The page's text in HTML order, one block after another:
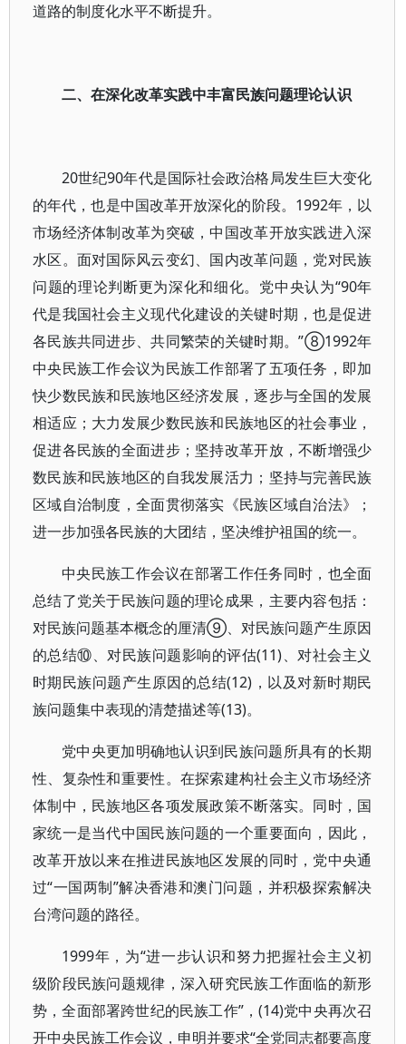
道路的制度化水平不断提升。
二、在深化改革实践中丰富民族问题理论认识
20世纪90年代是国际社会政治格局发生巨大变化
的年代，也是中国改革开放深化的阶段。1992年，以
市场经济体制改革为突破，中国改革开放实践进入深
水区。面对国际风云变幻、国内改革问题，党对民族
问题的理论判断更为深化和细化。党中央认为“90年
代是我国社会主义现代化建设的关键时期，也是促进
各民族共同进步、共同繁荣的关键时期。”⑧1992年
中央民族工作会议为民族工作部署了五项任务，即加
快少数民族和民族地区经济发展，逐步与全国的发展
相适应；大力发展少数民族和民族地区的社会事业，
促进各民族的全面进步；坚持改革开放，不断增强少
数民族和民族地区的自我发展活力；坚持与完善民族
区域自治制度，全面贯彻落实《民族区域自治法》；
进一步加强各民族的大团结，坚决维护祖国的统一。
中央民族工作会议在部署工作任务同时，也全面
总结了党关于民族问题的理论成果，主要内容包括：
对民族问题基本概念的厘清⑨、对民族问题产生原因
的总结⑩、对民族问题影响的评估(11)、对社会主义
时期民族问题产生原因的总结(12)，以及对新时期民
族问题集中表现的清楚描述等(13)。
党中央更加明确地认识到民族问题所具有的长期
性、复杂性和重要性。在探索建构社会主义市场经济
体制中，民族地区各项发展政策不断落实。同时，国
家统一是当代中国民族问题的一个重要面向，因此，
改革开放以来在推进民族地区发展的同时，党中央通
过“一国两制”解决香港和澳门问题，并积极探索解决
台湾问题的路径。
1999年，为“进一步认识和努力把握社会主义初
级阶段民族问题规律，深入研究民族工作面临的新形
势，全面部署跨世纪的民族工作”，(14)党中央再次召
开中央民族工作会议，申明并要求“全党同志都要高度